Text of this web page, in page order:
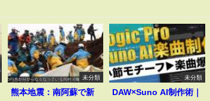
未分類
熊本地震：南阿蘇で新
未分類
DAW×Suno AI制作術｜